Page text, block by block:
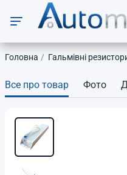
Головна Гальмівні
Все про товар Фото